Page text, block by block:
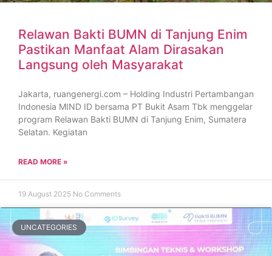
Relawan Bakti BUMN di Tanjung Enim
Pastikan Manfaat Alam Dirasakan
Langsung oleh Masyarakat
Jakarta, ruangenergi.com – Holding Industri Pertambangan
Indonesia MIND ID bersama PT Bukit Asam Tbk menggelar
program Relawan Bakti BUMN di Tanjung Enim, Sumatera
Selatan. Kegiatan
READ MORE »
19 August 2025 No Comments
UNCATEGORIES